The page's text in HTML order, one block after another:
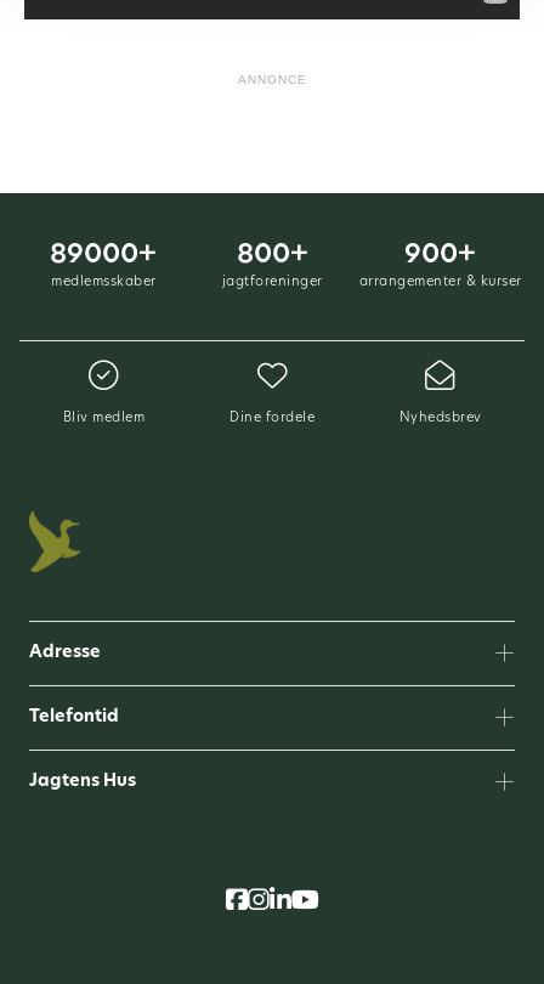
ANNONCE
Bliv medlem Dine fordele Nyhedsbrev
89000+
medlemsskaber
800+
jagtforeninger
900+
arrangementer & kurser
Adresse
Telefontid
Jagtens Hus